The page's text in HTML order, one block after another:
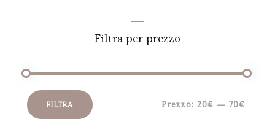
Filtra per prezzo
FILTRA Prezzo: 20€ — 70€